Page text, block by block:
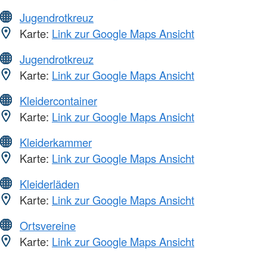
Jugendrotkreuz
Karte: Link zur Google Maps Ansicht
Jugendrotkreuz
Karte: Link zur Google Maps Ansicht
Kleidercontainer
Karte: Link zur Google Maps Ansicht
Kleiderkammer
Karte: Link zur Google Maps Ansicht
Kleiderläden
Karte: Link zur Google Maps Ansicht
Ortsvereine
Karte: Link zur Google Maps Ansicht